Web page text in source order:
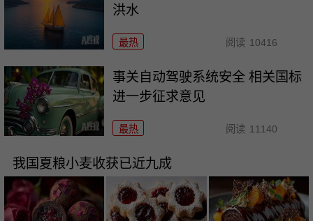
洪水
最热 阅读 10416
事关自动驾驶系统安全 相关国标
进一步征求意见
最热 阅读 11140
我国夏粮小麦收获已近九成